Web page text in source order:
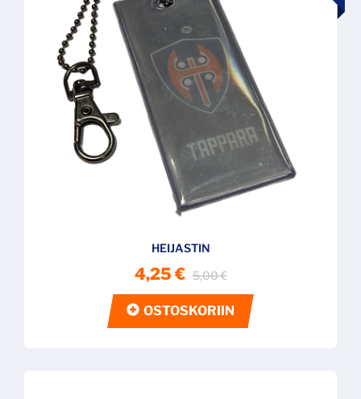
HEIJASTIN
4,25 € 5,00 €
OSTOSKORIIN